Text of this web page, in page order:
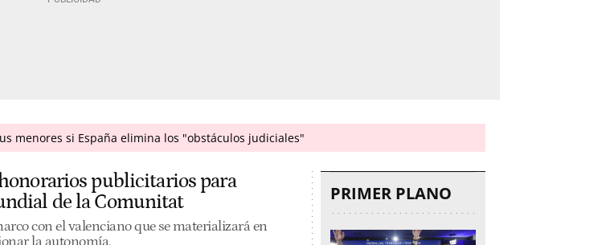
menores si España elimina los "obstáculos judiciales"
publicitarios para
de la Comunitat
con el valenciano que se materializará en
la autonomía.
PRIMER PLANO